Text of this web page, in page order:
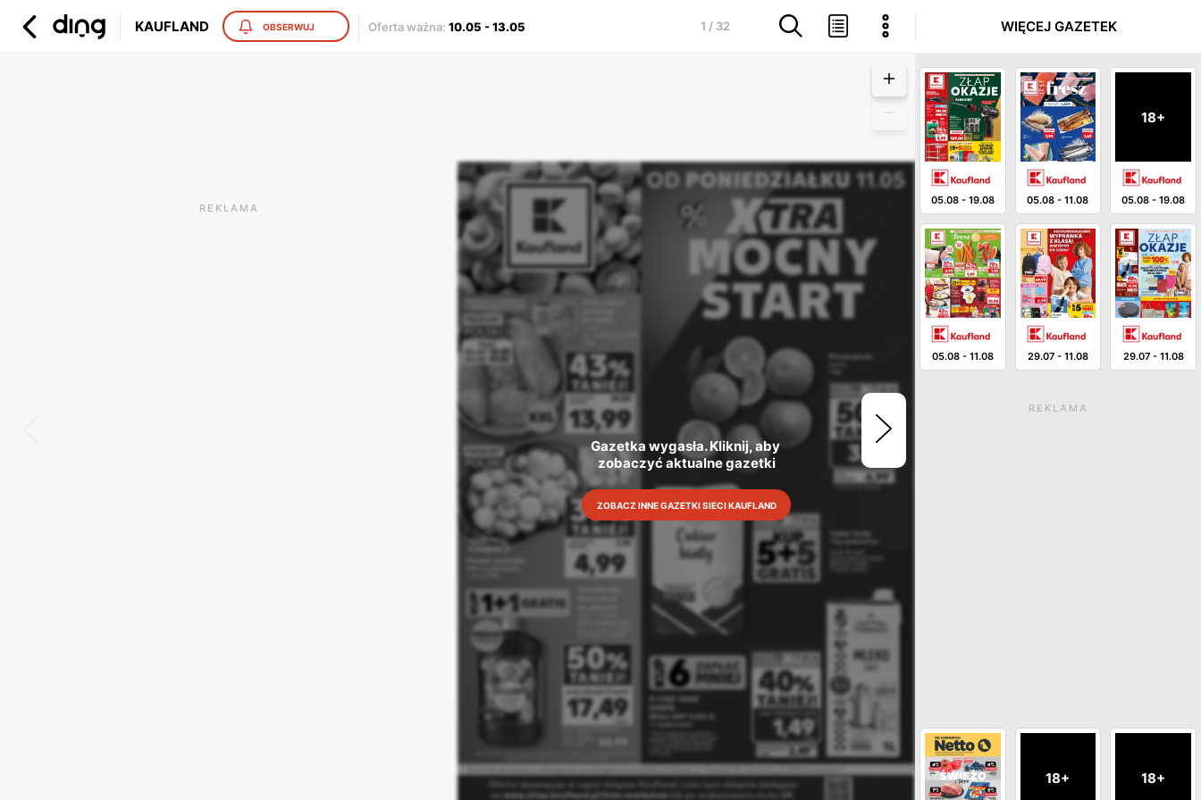
KAUFLAND OBSERWUJ Oferta ważna: 10.05 -13.05 1 / 32
REKLAMA
Gazetka wygasła. Kliknij, aby
zobaczyć aktualne gazetki
ZOBACZ INNE GAZETKI SIECI KAUFLAND
WIĘCEJ GAZETEK
05.08- 19.08 05.08 -11.08
18+
05.08 -19.08
05.08- 11.08 29.07- 11.08 29.07- 11.08
REKLAMA
18+ 18+